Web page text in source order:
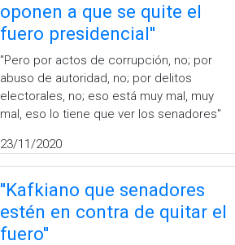
oponen a que se quite el
fuero presidencial''
''Pero por actos de corrupción, no; por
abuso de autoridad, no; por delitos
electorales, no; eso está muy mal, muy
mal, eso lo tiene que ver los senadores''
23/11/2020
''Kafkiano que senadores
estén en contra de quitar el
fuero''